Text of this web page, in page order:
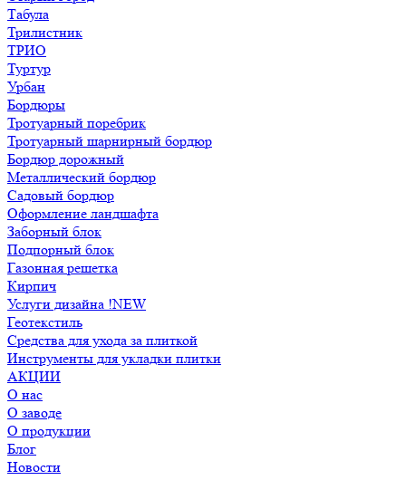
Табула
Трилистник
ТРИО
Туртур
Урбан
Бордюры
Тротуарный поребрик
Тротуарный шарнирный бордюр
Бордюр дорожный
Металлический бордюр
Садовый бордюр
Оформление ландшафта
Заборный блок
Подпорный блок
Газонная решетка
Кирпич
Услуги дизайна !NEW
Геотекстиль
Средства для ухода за плиткой
Инструменты для укладки плитки
АКЦИИ
О нас
О заводе
О продукции
Блог
Новости